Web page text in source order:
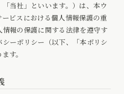
当社」といいます。）は、本ウ
ビスにおける個人情報保護の重
報の保護に関する法律を遵守す
ーポリシー（以下、「本ポリシ
す。